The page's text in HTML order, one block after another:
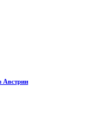
Австрии